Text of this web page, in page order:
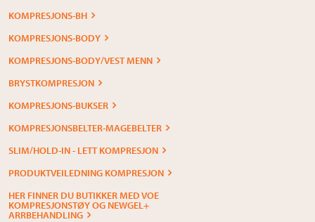
KOMPRESJONS-BH
KOMPRESJONS-BODY
KOMPRESJONS-BODY/VEST MENN
BRYSTKOMPRESJON
KOMPRESJONS-BUKSER
KOMPRESJONSBELTER-MAGEBELTER
SLIM/HOLD-IN - LETT KOMPRESJON
PRODUKTVEILEDNING KOMPRESJON
HER FINNER DU BUTIKKER MED VOE
KOMPRESJONSTØY OG NEWGEL+
ARRBEHANDLING